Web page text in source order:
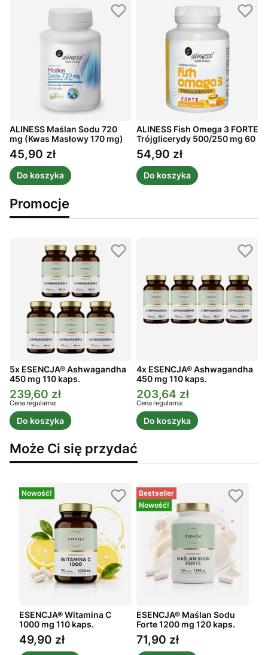
ALINESS Maślan Sodu 720
mg (Kwas Masłowy 170 mg)
100 kaps.
Cena
45,90 zł
Do koszyka
ALINESS Fish Omega 3 FORTE
Trójglicerydy 500/250 mg 60
kaps.
Cena
54,90 zł
Do koszyka
Promocje
5x ESENCJA® Ashwagandha
450 mg 110 kaps.
Cena promocyjna
239,60 zł
Cena regularna:
Do koszyka
4x ESENCJA® Ashwagandha
450 mg 110 kaps.
Cena promocyjna
203,64 zł
Cena regularna:
Do koszyka
Może Ci się przydać
Nowość!
ESENCJA® Witamina C
1000 mg 110 kaps.
Cena
49,90 zł
Bestseller
Nowość!
ESENCJA® Maślan Sodu
Forte 1200 mg 120 kaps.
Cena
71,90 zł